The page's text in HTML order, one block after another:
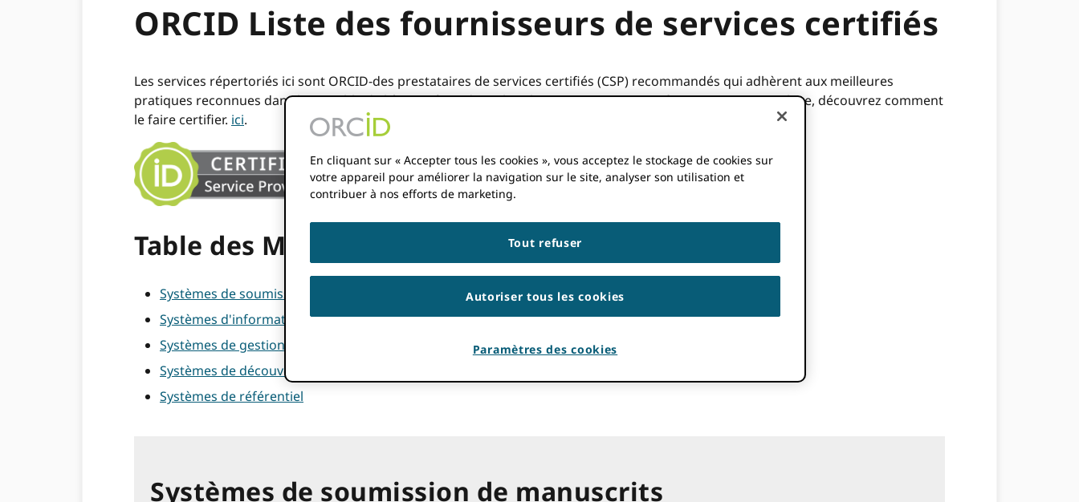
ORCID Liste des fournisseurs de services certifiés
Les services répertoriés ici sont ORCID-des prestataires de services certifiés (CSP) recommandés qui adhèrent aux meilleures
pratiques reconnues dans l'ensemble de l'écosystème de recherche. Si votre service ne figure pas sur cette liste, découvrez comment
le faire certifier. ici.
Table des Matières
Systèmes de soumission de manuscrits
Systèmes d'information sur la recherche
Systèmes de gestion des demandes de subventions/installations
Systèmes de découverte
Systèmes de référentiel
Systèmes de soumission de manuscrits
En cliquant sur « Accepter tous les cookies », vous acceptez le stockage de cookies sur
votre appareil pour améliorer la navigation sur le site, analyser son utilisation et
contribuer à nos efforts de marketing.
Tout refuser
Autoriser tous les cookies
Paramètres des cookies